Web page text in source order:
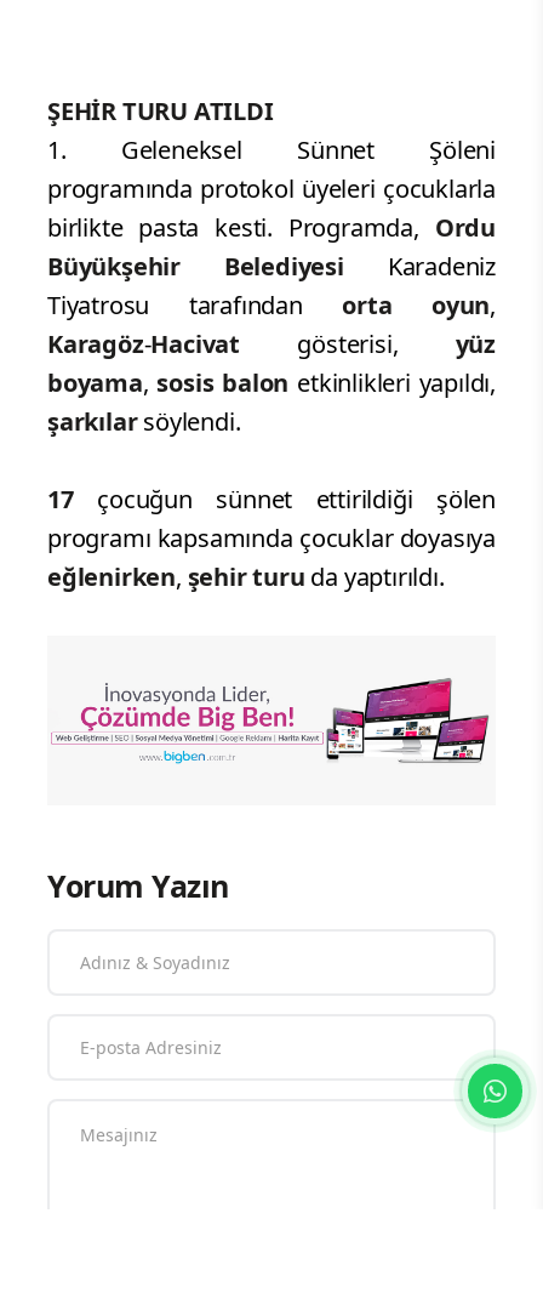
ŞEHİR TURU ATILDI
1. Geleneksel Sünnet Şöleni
programında protokol üyeleri çocuklarla
birlikte pasta kesti. Programda, Ordu
Büyükşehir Belediyesi Karadeniz
Tiyatrosu tarafından orta oyun,
Karagöz-Hacivat gösterisi, yüz
boyama, sosis balon etkinlikleri yapıldı,
şarkılarsöylendi.
17 çocuğun sünnet ettirildiği şölen
programı kapsamında çocuklar doyasıya
eğlenirken, şehir turu da yaptırıldı.
Yorum Yazın